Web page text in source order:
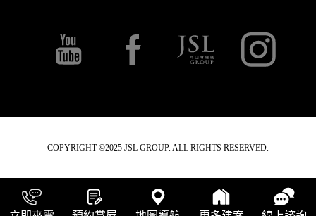
COPYRIGHT ©2025 JSL GROUP. ALL RIGHTS RESERVED.